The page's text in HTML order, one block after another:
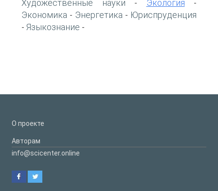
Художественные науки - Экология -
Экономика - Энергетика - Юриспруденция
- Языкознание -
О проекте
Авторам
info@scicenter.online